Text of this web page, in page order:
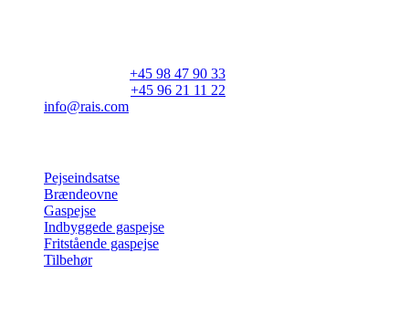
+45 98 47 90 33
+45 96 21 11 22
info@rais.com
Pejseindsatse
Brændeovne
Gaspejse
Indbyggede gaspejse
Fritstående gaspejse
Tilbehør